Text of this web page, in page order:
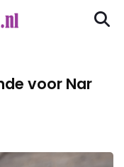
voor Nar